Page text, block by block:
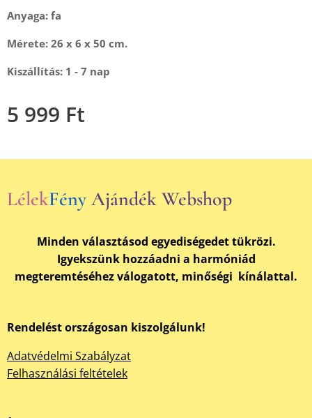
Anyaga: fa
Mérete: 26 x 6 x 50 cm.
Kiszállítás: 1 - 7 nap
5 999 Ft
LélekFény Ajándék Webshop
Minden választásod egyediségedet tükrözi.
Igyekszünk hozzáadni a harmóniád
megteremtéséhez válogatott, minőségi kínálattal.
Rendelést országosan kiszolgálunk!
Adatvédelmi Szabályzat
Felhasználási feltételek